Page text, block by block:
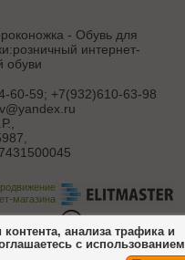
- Обувь для
интернет-
обуви
60-59; +7(932)610-63-98
магазина
анализа трафика и
с использованием